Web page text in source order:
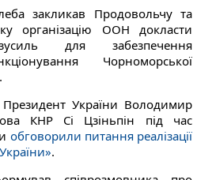
закликав Продовольчу та
організацію ООН докласти
для забезпечення
Чорноморської
України Володимир
КНР Сі Цзіньпін під час
обговорили питання реалізації
.